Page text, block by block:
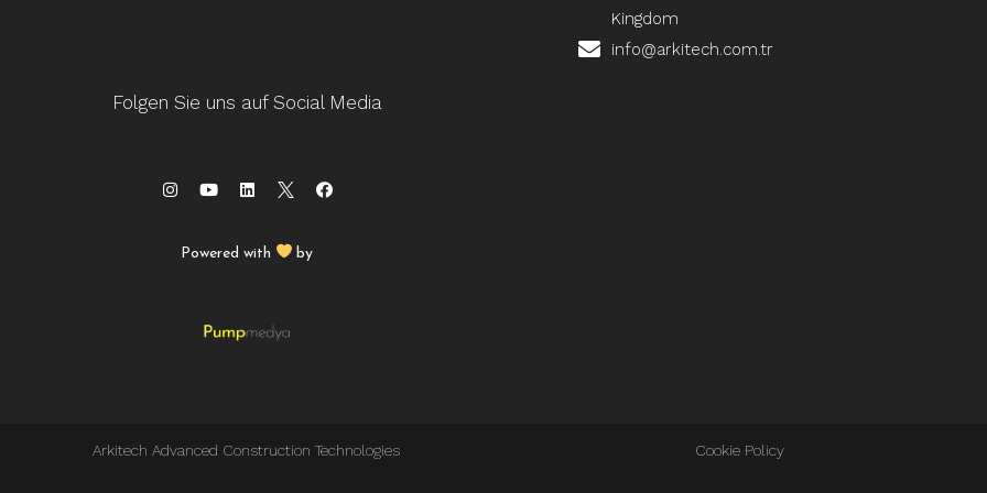
Kingdom
info@arkitech.com.tr
Folgen Sie uns auf Social Media
Powered with by
Arkitech Advanced Construction Technologies Cookie Policy